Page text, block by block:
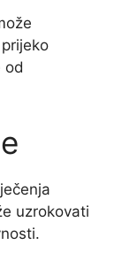
od
uzrokovati